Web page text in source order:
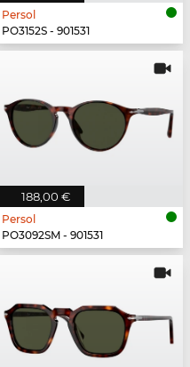
Persol
PO3152S - 901531
188,00 €
Persol
PO3092SM - 901531